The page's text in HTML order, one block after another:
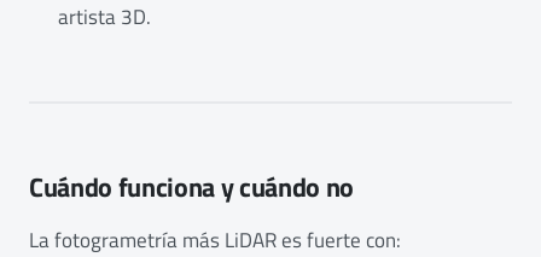
artista 3D.
Cuándo funciona y cuándo no
La fotogrametría más LiDAR es fuerte con: